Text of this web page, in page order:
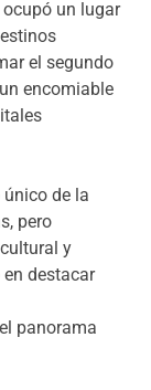
un lugar
el segundo
encomiable
de la
pero
y
destacar
panorama